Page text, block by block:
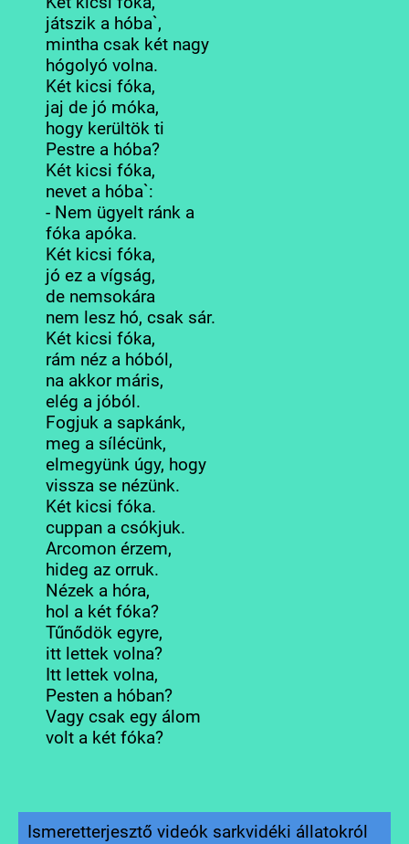
játszik a hóba`,
mintha csak két nagy
hógolyó volna.
Két kicsi fóka,
jaj de jó móka,
hogy kerültök ti
Pestre a hóba?
Két kicsi fóka,
nevet a hóba`:
- Nem ügyelt ránk a
fóka apóka.
Két kicsi fóka,
jó ez a vígság,
de nemsokára
nem lesz hó, csak sár.
Két kicsi fóka,
rám néz a hóból,
na akkor máris,
elég a jóból.
Fogjuk a sapkánk,
meg a sílécünk,
elmegyünk úgy, hogy
vissza se nézünk.
Két kicsi fóka.
cuppan a csókjuk.
Arcomon érzem,
hideg az orruk.
Nézek a hóra,
hol a két fóka?
Tűnődök egyre,
itt lettek volna?
Itt lettek volna,
Pesten a hóban?
Vagy csak egy álom
volt a két fóka?
Ismeretterjesztő videók sarkvidéki állatokról